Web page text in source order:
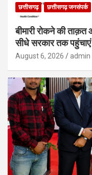
छत्तीसगढ़ छत्तीसगढ़ जनसंपर्क
बीमारी रोकने की
सीधे सरकार तक पहुंचाएं
August 6, 2026 admin